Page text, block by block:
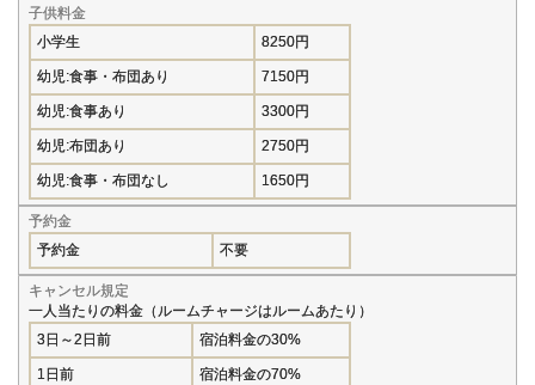
子供料金
小学生
8250円
幼児:食事・布団あり 7150円
幼児:食事あり 3300円
幼児:布団あり 2750円
幼児:食事・布団なし 1650円
予約金
予約金
不要
キャンセル規定
一人当たりの料金（ルームチャージはルームあたり）
3日～2日前
宿泊料金の30%
1日前 宿泊料金の70%